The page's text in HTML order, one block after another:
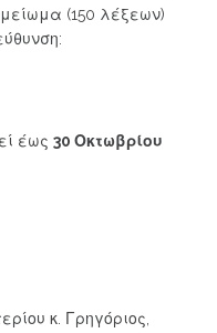
(150 λέξεων)
έως 30 Οκτωβρίου
κ. Γρηγόριος,